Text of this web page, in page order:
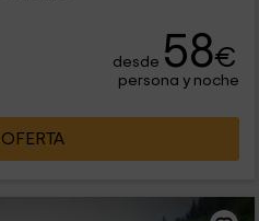
desde 58€
persona y noche